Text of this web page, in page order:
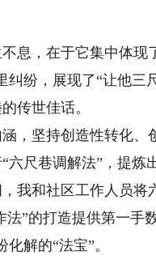
，在于它集中体现
纷，展现了“让他三
传世佳话。
坚持创造性转化、
尺巷调解法”，提炼
我和社区工作人员
”的打造提供第一手
解的“法宝”。